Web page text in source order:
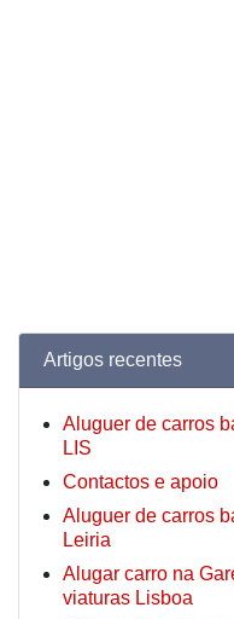
Artigos recentes
Aluguer de carros
LIS
Contactos e apoio
Aluguer de carros
Leiria
Alugar carro na
viaturas Lisboa